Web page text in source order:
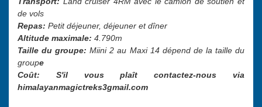
de vols
Repas: Petit déjeuner, déjeuner et dîner
Altitude maximale: 4.790m
Taille du groupe:Miini 2 au Maxi 14 dépend de la taille du
groupe
Coût: S'il vous plaît contactez-nous via
himalayanmagictreks3gmail.com